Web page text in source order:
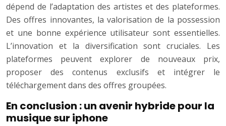
dépend de l’adaptation des artistes et des plateformes.
Des offres innovantes, la valorisation de la possession
et une bonne expérience utilisateur sont essentielles.
L’innovation et la diversification sont cruciales. Les
plateformes peuvent explorer de nouveaux prix,
proposer des contenus exclusifs et intégrer le
téléchargement dans des offres groupées.
En conclusion : un avenir hybride pour la
musique sur iphone